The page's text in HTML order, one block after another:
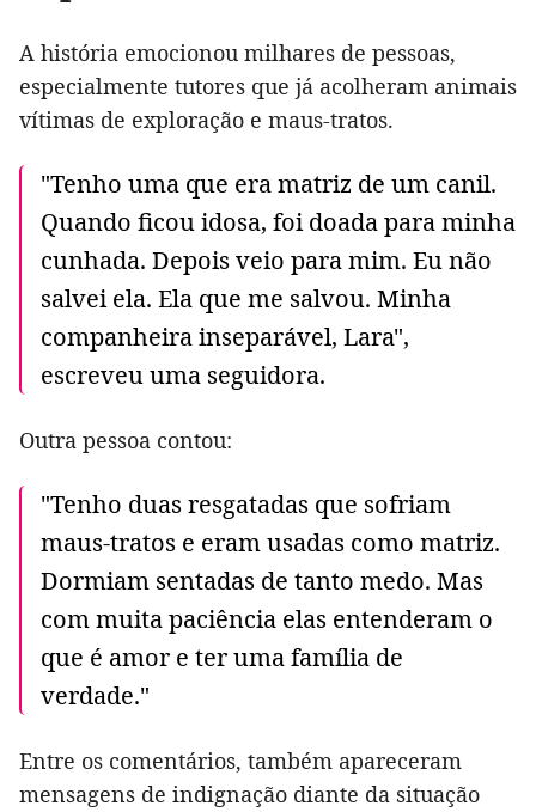
A história emocionou milhares de pessoas,
especialmente tutores que já acolheram animais
vítimas de exploração e maus-tratos.
"Tenho uma que era matriz de um canil.
Quando ficou idosa, foi doada para minha
cunhada. Depois veio para mim. Eu não
salvei ela. Ela que me salvou. Minha
companheira inseparável, Lara",
escreveu uma seguidora.
Outra pessoa contou:
"Tenho duas resgatadas que sofriam
maus-tratos e eram usadas como matriz.
Dormiam sentadas de tanto medo. Mas
com muita paciência elas entenderam o
que é amor e ter uma família de
verdade."
Entre os comentários, também apareceram
mensagens de indignação diante da situação